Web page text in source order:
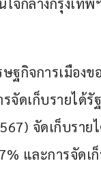
จกลางกรุงเทพ
ฐกิจการเมือง
จัดเก็บรายได้รั
จัดเก็บราย
และการจัดเ